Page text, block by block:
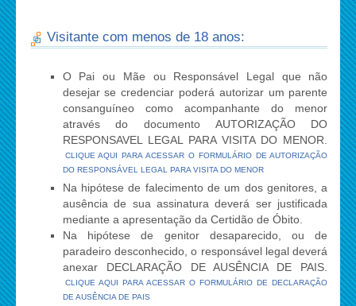
Visitante com menos de 18 anos:
O Pai ou Mãe ou Responsável Legal que não
desejar se credenciar poderá autorizar um parente
consanguíneo como acompanhante do menor
através do documento AUTORIZAÇÃO DO
RESPONSAVEL LEGAL PARA VISITA DO MENOR.
CLIQUE AQUI PARA ACESSAR O FORMULÁRIO DE AUTORIZAÇÃO
DO RESPONSÁVEL LEGAL PARA VISITA DO MENOR
Na hipótese de falecimento de um dos genitores, a
ausência de sua assinatura deverá ser justificada
mediante a apresentação da Certidão de Óbito.
Na hipótese de genitor desaparecido, ou de
paradeiro desconhecido, o responsável legal deverá
anexar DECLARAÇÃO DE AUSÊNCIA DE PAIS.
CLIQUE AQUI PARA ACESSAR O FORMULÁRIO DE DECLARAÇÃO
DE AUSÊNCIA DE PAIS